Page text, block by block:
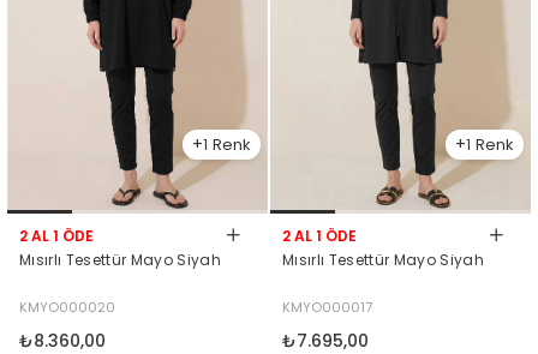
1
2 AL 1 ÖDE
Mısırlı Tesettür Mayo Siyah
KMYO000020
₺8.360,00
1
2 AL 1 ÖDE
Mısırlı Tesettür Mayo Siyah
KMYO000017
₺7.695,00